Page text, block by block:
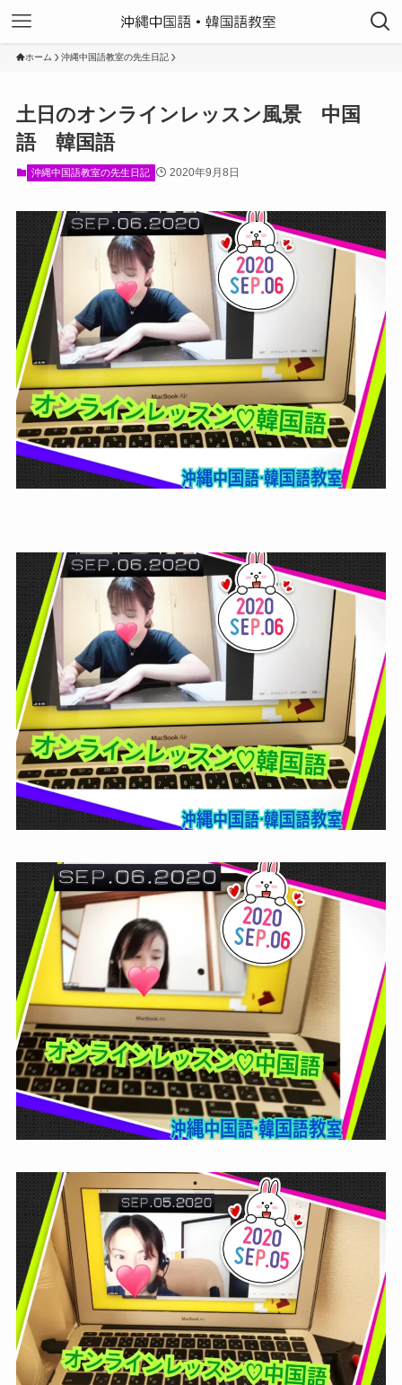
ホーム 沖縄中国語教室の先生日記
土日のオンラインレッスン風景 中国
語 韓国語
沖縄中国語教室の先生日記 2020年9月8日